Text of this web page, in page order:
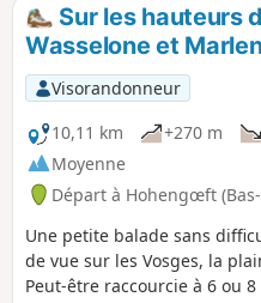
Sur les hauteurs
Wasselone et
Visorandonneur
10,11 km
+270 m
Moyenne
Départ à Hohengœft
Une petite balade sans
de vue sur les Vosges, la
Peut-être raccourcie à 6 ou